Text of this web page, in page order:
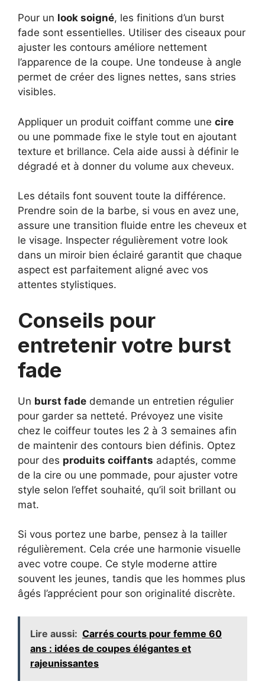
Pour un look soigné, les finitions d’un burst
fade sont essentielles. Utiliser des ciseaux pour
ajuster les contours améliore nettement
l’apparence de la coupe. Une tondeuse à angle
permet de créer des lignes nettes, sans stries
visibles.
Appliquer un produit coiffant comme une cire
ou une pommade fixe le style tout en ajoutant
texture et brillance. Cela aide aussi à définir le
dégradé et à donner du volume aux cheveux.
Les détails font souvent toute la différence.
Prendre soin de la barbe, si vous en avez une,
assure une transition fluide entre les cheveux et
le visage. Inspecter régulièrement votre look
dans un miroir bien éclairé garantit que chaque
aspect est parfaitement aligné avec vos
attentes stylistiques.
Conseils pour
entretenir votre burst
fade
Un burst fade demande un entretien régulier
pour garder sa netteté. Prévoyez une visite
chez le coiffeur toutes les 2 à 3 semaines afin
de maintenir des contours bien définis. Optez
pour des produits coiffants adaptés, comme
de la cire ou une pommade, pour ajuster votre
style selon l’effet souhaité, qu’il soit brillant ou
mat.
Si vous portez une barbe, pensez à la tailler
régulièrement. Cela crée une harmonie visuelle
avec votre coupe. Ce style moderne attire
souvent les jeunes, tandis que les hommes plus
âgés l’apprécient pour son originalité discrète.
Lire aussi: Carrés courts pour femme 60
ans : idées de coupes élégantes et
rajeunissantes